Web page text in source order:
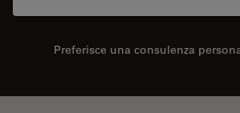
Preferisce una consulenza